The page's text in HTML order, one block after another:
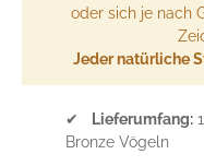
oder sich je nach
Jeder natürliche
✔ Lieferumfang:
Bronze Vögeln